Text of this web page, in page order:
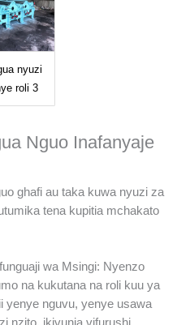
nyuzi
roli 3
Nguo Inafanyaje
ghafi au taka kuwa nyuzi za
tena kupitia mchakato
wa Msingi: Nyenzo
na kukutana na roli kuu ya
yenye nguvu, yenye usawa